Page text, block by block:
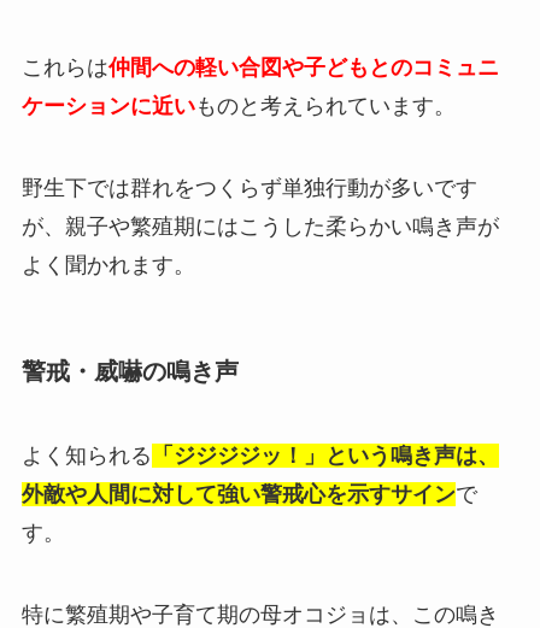
これらは仲間への軽い合図や子どもとのコミュニ
ケーションに近いものと考えられています。
野生下では群れをつくらず単独行動が多いです
が、親子や繁殖期にはこうした柔らかい鳴き声が
よく聞かれます。
警戒・威嚇の鳴き声
よく知られる 「ジジジジッ！」という鳴き声は、
外敵や人間に対して強い警戒心を示すサインで
す。
特に繁殖期や子育て期の母オコジョは、この鳴き